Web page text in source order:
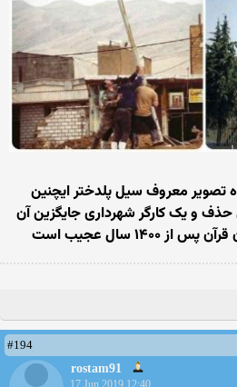
تصویر معروف سیل پلدختر ایچنین
و یک کارگر شهرداری جایگزین آن
سال عجیب است
#194
rostam91